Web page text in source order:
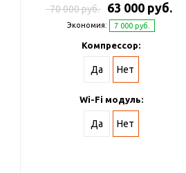
70 000 руб. 63 000 руб.
Экономия: 7 000 руб.
Компрессор:
Да Нет
Wi-Fi модуль:
Да Нет